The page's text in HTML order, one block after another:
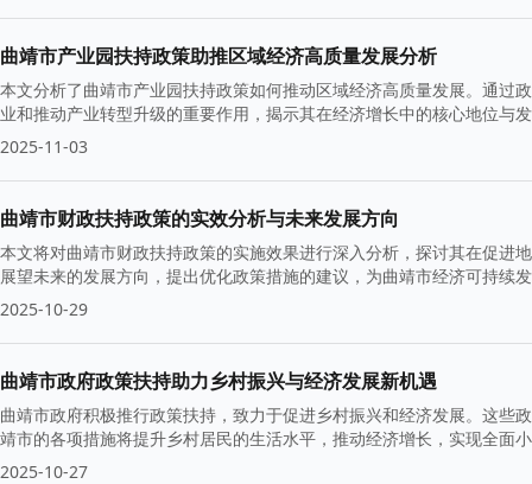
曲靖市产业园扶持政策助推区域经济高质量发展分析
本文分析了曲靖市产业园扶持政策如何推动区域经济高质量发展。通过
业和推动产业转型升级的重要作用，揭示其在经济增长中的核心地位与
2025-11-03
曲靖市财政扶持政策的实效分析与未来发展方向
本文将对曲靖市财政扶持政策的实施效果进行深入分析，探讨其在促进
展望未来的发展方向，提出优化政策措施的建议，为曲靖市经济可持续
2025-10-29
曲靖市政府政策扶持助力乡村振兴与经济发展新机遇
曲靖市政府积极推行政策扶持，致力于促进乡村振兴和经济发展。这些
靖市的各项措施将提升乡村居民的生活水平，推动经济增长，实现全面
基础。
2025-10-27